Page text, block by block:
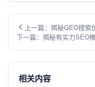
上一篇：揭秘GEO搜
案”？
下一篇：揭秘有实力SEO
相关内容